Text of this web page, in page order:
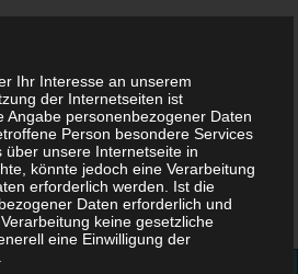
Facebook
Twitter
Suchen
nach:
Ihr Interesse an unserem
der Internetseiten ist
Angabe personenbezogener Daten
Person besondere Services
über unsere Internetseite in
könnte jedoch eine Verarbeitung
erforderlich werden. Ist die
Daten erforderlich und
keine gesetzliche
eine Einwilligung der